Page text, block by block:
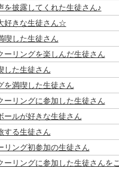
を披露してくれた生徒さん♪
好きな生徒さん☆
喫した生徒さん
ーリングを楽しんだ生徒さん
した生徒さん
を満喫した生徒さん
ーリングに参加した生徒さん
ールが好きな生徒さん
する生徒さん
リング初参加の生徒さん
ーリングに参加した生徒さんを